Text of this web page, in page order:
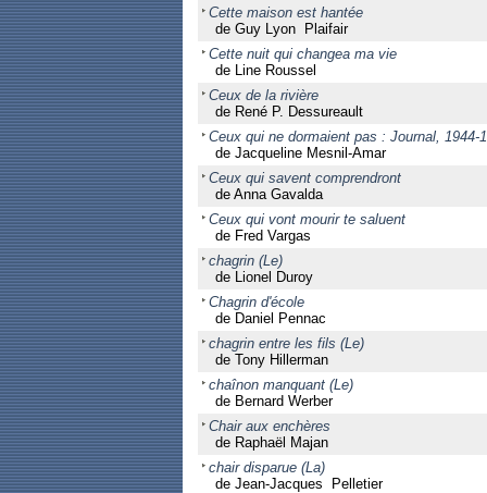
Cette maison est hantée
de Guy Lyon Plaifair
Cette nuit qui changea ma vie
de Line Roussel
Ceux de la rivière
de René P. Dessureault
Ceux qui ne dormaient pas : Journal, 1944-
de Jacqueline Mesnil-Amar
Ceux qui savent comprendront
de Anna Gavalda
Ceux qui vont mourir te saluent
de Fred Vargas
chagrin (Le)
de Lionel Duroy
Chagrin d'école
de Daniel Pennac
chagrin entre les fils (Le)
de Tony Hillerman
chaînon manquant (Le)
de Bernard Werber
Chair aux enchères
de Raphaël Majan
chair disparue (La)
de Jean-Jacques Pelletier